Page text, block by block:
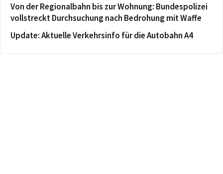
Von der Regionalbahn bis zur Wohnung: Bundespolizei
vollstreckt Durchsuchung nach Bedrohung mit Waffe
Update: Aktuelle Verkehrsinfo für die Autobahn A4